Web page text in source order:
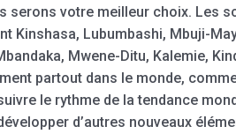
serons votre meilleur choix. Les
Kinshasa, Lubumbashi, Mbuji-
Mwene-Ditu, Kalemie,
partout dans le monde, comme
le rythme de la tendance
d’autres nouveaux